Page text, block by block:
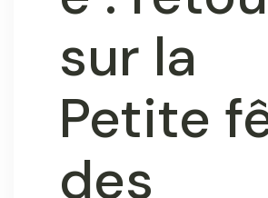
sur la
Petite
des